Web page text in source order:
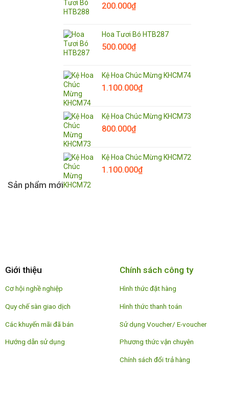
Sản phẩm mới
200.000₫
Hoa Tươi Bó HTB287
500.000₫
Kệ Hoa Chúc Mừng KHCM74
1.100.000₫
Kệ Hoa Chúc Mừng KHCM73
800.000₫
Kệ Hoa Chúc Mừng KHCM72
1.100.000₫
Giới thiệu
Cơ hội nghề nghiệp
Quy chế sàn giao dịch
Các khuyến mãi đã bán
Hướng dẫn sử dụng
Chính sách công ty
Hình thức đặt hàng
Hình thức thanh toán
Sử dụng Voucher/ E-voucher
Phương thức vận chuyên
Chính sách đổi trả hàng